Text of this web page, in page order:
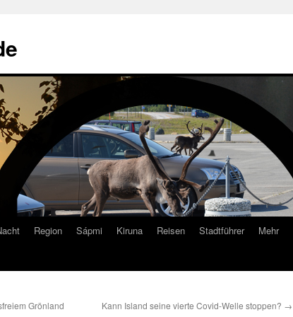
Region Sápmi Kiruna Reisen Stadtführer Mehr
Grönland Kann Island seine vierte Covid-Welle stoppen? →